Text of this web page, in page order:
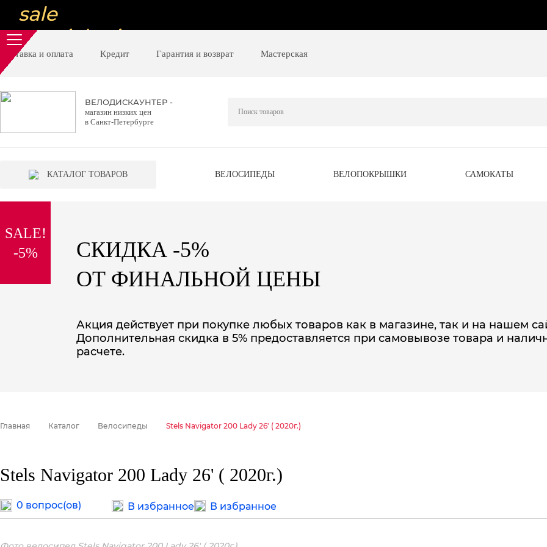
sale
special price
sale
низкие цены
вот дешево
special price
sale
надо брать
sale
Доставка и оплата Кредит Гарантия и возврат Мастерская
ВЕЛОДИСКАУНТЕР -
магазин низких цен
в Санкт-Петербурге
КАТАЛОГ ТОВАРОВ ВЕЛОСИПЕДЫ ВЕЛОПОКРЫШКИ САМОКАТЫ
SALE!
-5%
СКИДКА -5%
ОТ ФИНАЛЬНОЙ ЦЕНЫ
Акция действует при покупке любых товаров как в магазине, так и на нашем
Дополнительная скидка в 5% предоставляется при самовывозе товара и
расчете.
Главная Каталог Велосипеды Stels Navigator 200 Lady 26' ( 2020г.)
Stels Navigator 200 Lady 26' ( 2020г.)
0 вопрос(ов) В избранное В избранное